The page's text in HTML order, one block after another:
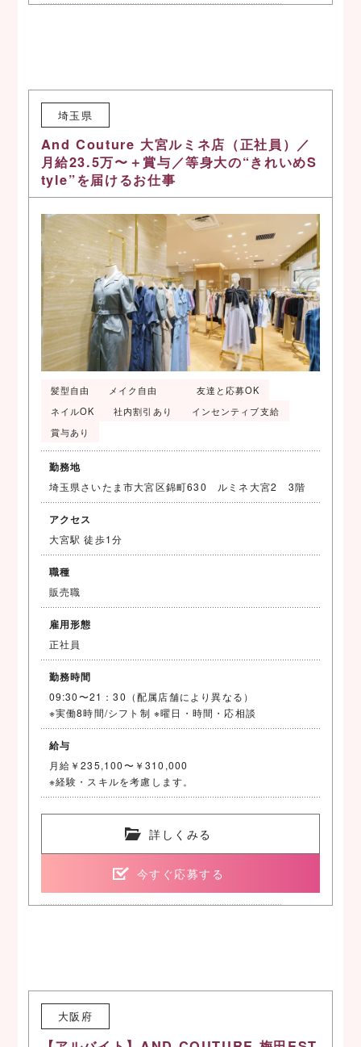
And Couture 大宮ルミネ店（正社員）／
月給23.5万〜＋賞与／等身大の“きれいめS
tyle”を届けるお仕事
埼玉県
髪型自由 メイク自由
友達と応募OK
ネイルOK
社内割引あり
インセンティブ支給
賞与あり
勤務地
埼玉県さいたま市大宮区錦町630 ルミネ大宮2 3階
アクセス
大宮駅 徒歩1分
職種
販売職
雇用形態
正社員
勤務時間
09:30〜21：30（配属店舗により異なる）
※実働8時間/シフト制 ※曜日・時間・応相談
給与
月給￥235,100〜￥310,000
※経験・スキルを考慮します。
詳しくみる
今すぐ応募する
大阪府